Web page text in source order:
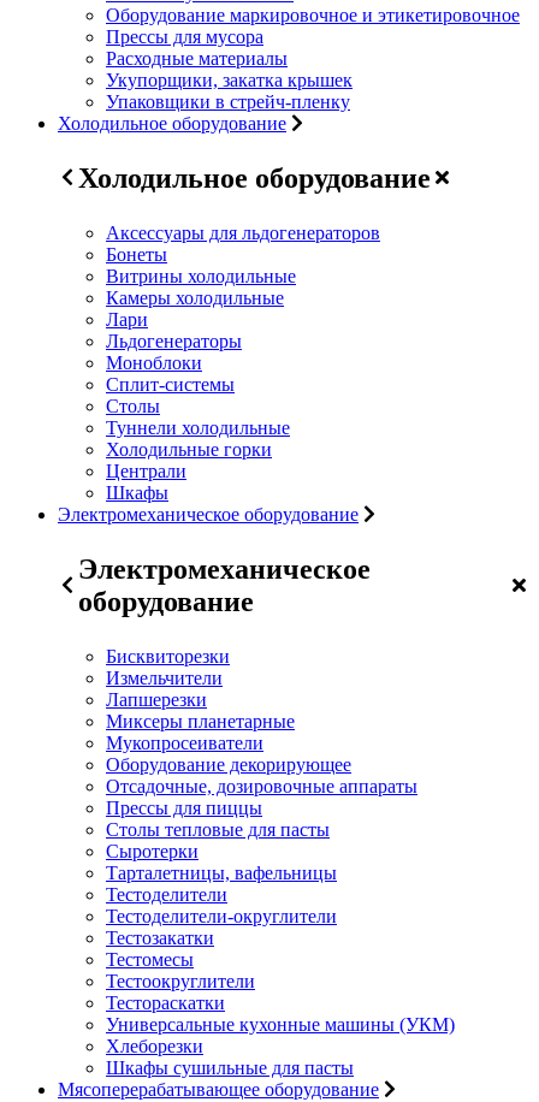
Оборудование маркировочное и этикетировочное
Прессы для мусора
Расходные материалы
Укупорщики, закатка крышек
Упаковщики в стрейч-пленку
Холодильное оборудование
Холодильное оборудование
Аксессуары для льдогенераторов
Бонеты
Витрины холодильные
Камеры холодильные
Лари
Льдогенераторы
Моноблоки
Сплит-системы
Столы
Туннели холодильные
Холодильные горки
Централи
Шкафы
Электромеханическое оборудование
Электромеханическое
оборудование
Бисквиторезки
Измельчители
Лапшерезки
Миксеры планетарные
Мукопросеиватели
Оборудование декорирующее
Отсадочные, дозировочные аппараты
Прессы для пиццы
Столы тепловые для пасты
Сыротерки
Тарталетницы, вафельницы
Тестоделители
Тестоделители-округлители
Тестозакатки
Тестомесы
Тестоокруглители
Тестораскатки
Универсальные кухонные машины (УКМ)
Хлеборезки
Шкафы сушильные для пасты
Мясоперерабатывающее оборудование